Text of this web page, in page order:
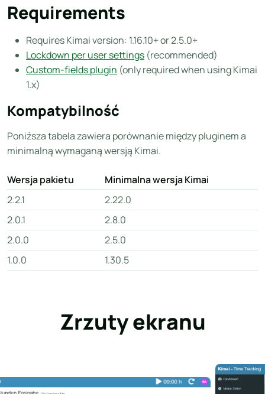
Requirements
Requires Kimai version: 1.16.10+ or 2.5.0+
Lockdown per user settings (recommended)
Custom-fields plugin (only required when using Kimai
1.x)
Kompatybilność
Poniższa tabela zawiera porównanie między pluginem a
minimalną wymaganą wersją Kimai.
Wersja pakietu
Minimalna wersja Kimai
2.2.1
2.22.0
2.0.1
2.8.0
2.0.0
2.5.0
1.0.0
1.30.5
Zrzuty ekranu